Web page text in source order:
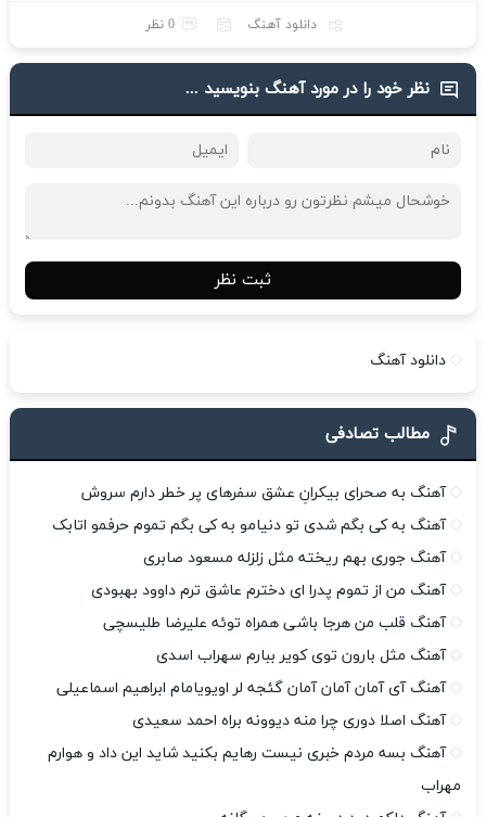
دانلود آهنگ 0 نظر
نظر خود را در مورد آهنگ بنویسید ...
ثبت نظر
دانلود آهنگ
مطالب تصادفی
آهنگ به صحرای بیکرانِ عشق سفرهای پر خطر دارم سروش
آهنگ به کی بگم شدی تو دنیامو به کی بگم تموم حرفمو اتابک
آهنگ جوری بهم ریخته مثل زلزله مسعود صابری
آهنگ من از تموم پدرا ای دخترم عاشق ترم داوود بهبودی
آهنگ قلب من هرجا باشی همراه توئه علیرضا طلیسچی
آهنگ مثل بارون توی کویر ببارم سهراب اسدی
آهنگ آی آمان آمان آمان گئجه لر اویویامام ابراهیم اسماعیلی
آهنگ اصلا دوری چرا منه دیوونه براه احمد سعیدی
آهنگ بسه مردم خبری نیست رهایم بکنید شاید این داد و هوارم
مهراب